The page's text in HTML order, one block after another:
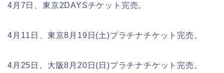
4月7日、東京2DAYSチケット完売。
4月11日、東京8月19日(土)プラチナチケット完売。
4月25日、大阪8月20日(日)プラチナチケット完売。